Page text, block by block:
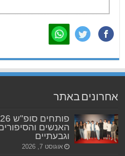
אחרונים באתר
האנשים
וגבעתיים
אוגוסט 7, 2026